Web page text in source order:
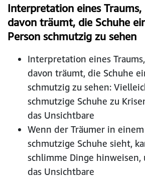
Interpretation eines
davon träumt, die Schuhe
Person schmutzig zu sehen
Interpretation eines
davon träumt, die Schuhe
schmutzig zu sehen:
schmutzige Schuhe zu
das Unsichtbare
Wenn der Träumer in
schmutzige Schuhe sieht,
schlimme Dinge
das Unsichtbare